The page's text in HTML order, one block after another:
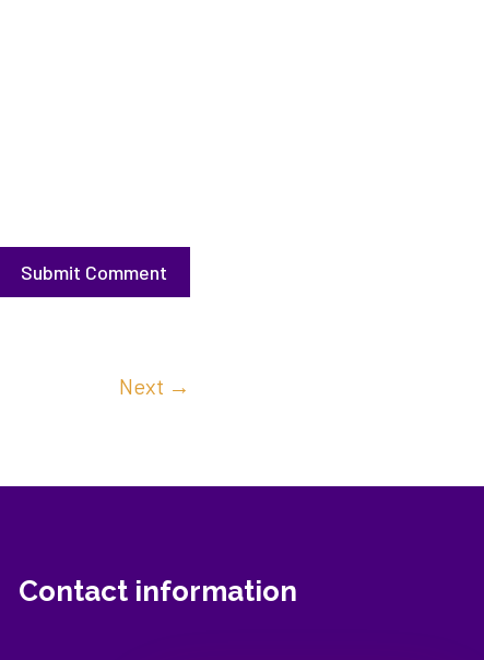
Submit Comment
Next →
Contact information